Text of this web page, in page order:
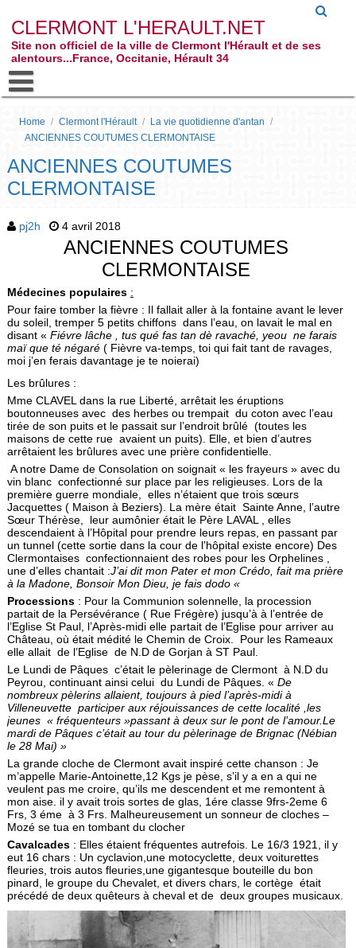
CLERMONT L'HERAULT.NET
Site non officiel de la ville de Clermont l'Hérault et de ses
alentours...France, Occitanie, Hérault 34
Home / Clermont l'Hérault / La vie quotidienne d'antan /
ANCIENNES COUTUMES CLERMONTAISE
ANCIENNES COUTUMES
CLERMONTAISE
pj2h 4 avril 2018
ANCIENNES COUTUMES
CLERMONTAISE
Médecines populaires :
Pour faire tomber la fièvre : Il fallait aller à la fontaine avant le lever
du soleil, tremper 5 petits chiffons dans l’eau, on lavait le mal en
disant « Fiévre lâche , tus qué fas tan dè ravaché, yeou ne farais
maï que té négaré( Fièvre va-temps, toi qui fait tant de ravages,
moi j’en ferais davantage je te noierai)
Les brûlures :
Mme CLAVEL dans la rue Liberté, arrêtait les éruptions
boutonneuses avec des herbes ou trempait du coton avec l’eau
tirée de son puits et le passait sur l’endroit brûlé (toutes les
maisons de cette rue avaient un puits). Elle, et bien d’autres
arrêtaient les brûlures avec une prière confidentielle.
A notre Dame de Consolation on soignait « les frayeurs » avec du
vin blanc confectionné sur place par les religieuses. Lors de la
première guerre mondiale, elles n’étaient que trois sœurs
Jacquettes ( Maison à Beziers). La mère était Sainte Anne, l’autre
Sœur Thérèse, leur aumônier était le Père LAVAL , elles
descendaient à l’Hôpital pour prendre leurs repas, en passant par
un tunnel (cette sortie dans la cour de l’hôpital existe encore) Des
Clermontaises confectionnaient des robes pour les Orphelines ,
une d’elles chantait :J’ai dit mon Pater et mon Crédo, fait ma prière
à la Madone, Bonsoir Mon Dieu, je fais dodo «
Processions: Pour la Communion solennelle, la procession
partait de la Persévérance ( Rue Frégère) jusqu’à à l’entrée de
l’Eglise St Paul, l’Après-midi elle partait de l’Eglise pour arriver au
Château, où était médité le Chemin de Croix. Pour les Rameaux
elle allait de l’Eglise de N.D de Gorjan à ST Paul.
Le Lundi de Pâques c’était le pèlerinage de Clermont à N.D du
Peyrou, continuant ainsi celui du Lundi de Pâques. « De
nombreux pèlerins allaient, toujours à pied l’après-midi à
Villeneuvette participer aux réjouissances de cette localité ,les
jeunes « fréquenteurs »passant à deux sur le pont de l’amour.Le
mardi de Pâques c’était au tour du pèlerinage de Brignac (Nébian
le 28 Mai) »
La grande cloche de Clermont avait inspiré cette chanson : Je
m’appelle Marie-Antoinette,12 Kgs je pèse, s’il y a en a qui ne
veulent pas me croire, qu’ils me descendent et me remontent à
mon aise. il y avait trois sortes de glas, 1ére classe 9frs-2eme 6
Frs, 3 éme à 3 Frs. Malheureusement un sonneur de cloches –
Mozé se tua en tombant du clocher
Cavalcades: Elles étaient fréquentes autrefois. Le 16/3 1921, il y
eut 16 chars : Un cyclavion,une motocyclette, deux voiturettes
fleuries, trois autos fleuries,une gigantesque bouteille du bon
pinard, le groupe du Chevalet, et divers chars, le cortège était
précédé de deux quêteurs à cheval et de deux groupes musicaux.